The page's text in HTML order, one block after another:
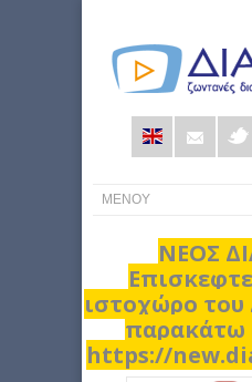
ΝΕΟΣ
ιστοχώρο
παρακάτω
https://